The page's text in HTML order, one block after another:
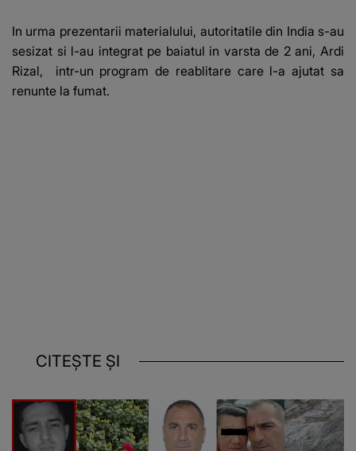
In urma prezentarii materialului, autoritatile din India s-au
sesizat si l-au integrat pe baiatul in varsta de 2 ani, Ardi
Rizal, intr-un program de reablitare care l-a ajutat sa
renunte la fumat.
CITEȘTE ȘI